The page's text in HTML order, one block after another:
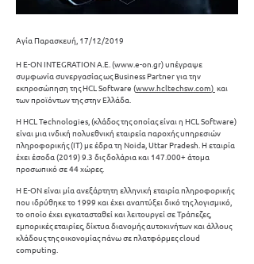
​Αγία Παρασκευή, 17/12/2019
H Ε-ΟΝ INTEGRATION A.E. (www.e-on.gr) υπέγραψε
συμφωνία συνεργασίας ως Business Partner για την
εκπροσώπηση της ΗCL Software (www.hcltechsw.com) και
των προϊόντων της στην Ελλάδα.
Η HCL Technologies, (κλάδος της οποίας είναι η HCL Software)
είναι μια ινδική πολυεθνική εταιρεία παροχής υπηρεσιών
πληροφορικής (IT) με έδρα τη Noida, Uttar Pradesh. H εταιρία
έχει έσοδα (2019) 9.3 δις δολάρια και 147.000+ άτομα
προσωπικό σε 44 χώρες.
Η Ε-ΟΝ είναι μία ανεξάρτητη ελληνική εταιρία πληροφορικής
που ιδρύθηκε το 1999 και έχει αναπτύξει δικό της λογισμικό,
το οποίο έχει εγκατασταθεί και λειτουργεί σε Τράπεζες,
εμπορικές εταιρίες, δίκτυα διανομής αυτοκινήτων και άλλους
κλάδους της οικονομίας πάνω σε πλατφόρμες cloud
computing.